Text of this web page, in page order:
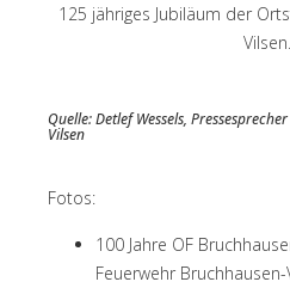
125 jähriges Jubiläum der
Vilsen.
Quelle: Detlef Wessels,
Vilsen
Fotos:
100 Jahre OF
Feuerwehr Bruchhausen-